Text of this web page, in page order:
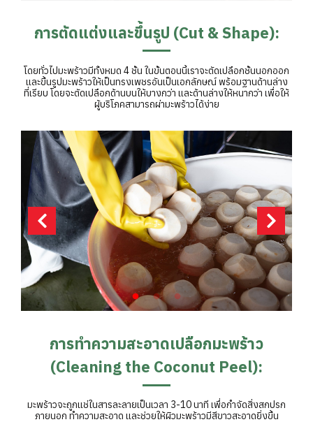
การตัดแต่งและขึ้นรูป (Cut & Shape):
โดยทั่วไปมะพร้าวมีทั้งหมด 4 ชั้น ในขั้นตอนนี้เราจะตัดเปลือกชั้นนอกออก
และขึ้นรูปมะพร้าวให้เป็นทรงเพชรอันเป็นเอกลักษณ์ พร้อมฐานด้านล่าง
ที่เรียบ โดยจะตัดเปลือกด้านบนให้บางกว่า และด้านล่างให้หนากว่า เพื่อให้
ผู้บริโภคสามารถผ่ามะพร้าวได้ง่าย
การทำความสะอาดเปลือกมะพร้าว
(Cleaning the Coconut Peel):
มะพร้าวจะถูกแช่ในสารละลายเป็นเวลา 3-10 นาที เพื่อกำจัดสิ่งสกปรก
ภายนอก ทำความสะอาด และช่วยให้ผิวมะพร้าวมีสีขาวสะอาดยิ่งขึ้น